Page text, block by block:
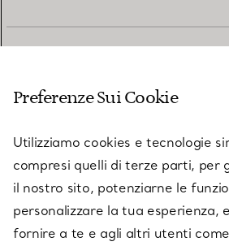
SU TIFFANY & CO.
Preferenze Sui Cookie
Utilizziamo cookies e tecnologie
compresi quelli di terze parti, per
il nostro sito, potenziarne le
personalizzare la tua esperienza,
fornire a te e agli altri utenti